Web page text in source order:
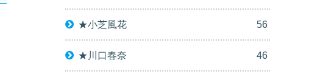
★小芝風花 56
★川口春奈 46